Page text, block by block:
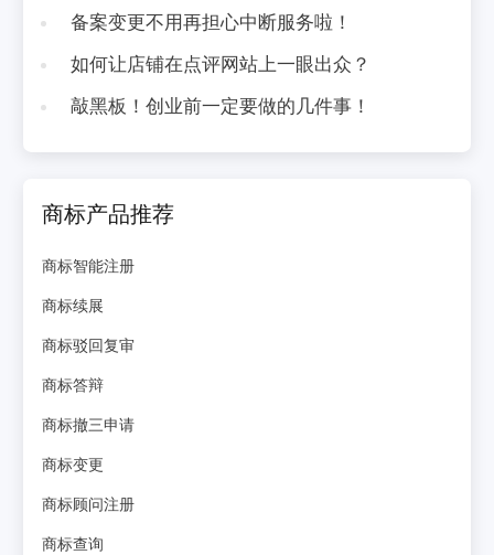
备案变更不用再担心中断服务啦！
如何让店铺在点评网站上一眼出众？
敲黑板！创业前一定要做的几件事！
商标产品推荐
商标智能注册
商标续展
商标驳回复审
商标答辩
商标撤三申请
商标变更
商标顾问注册
商标查询